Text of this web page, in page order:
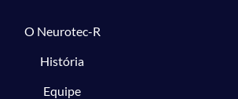
O Neurotec-R
História
Equipe